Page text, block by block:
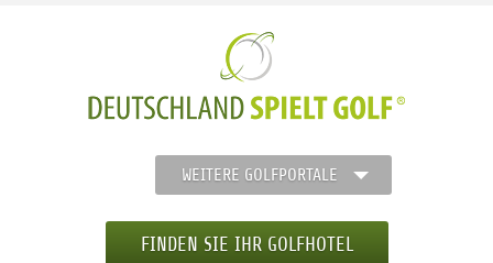
WEITERE GOLFPORTALE
FINDEN SIE IHR GOLFHOTEL